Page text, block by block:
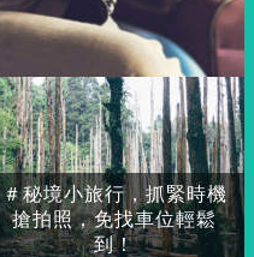
＃秘境小旅行，抓緊時機
搶拍照，免找車位輕鬆
到！